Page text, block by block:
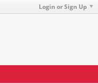
Login or Sign Up